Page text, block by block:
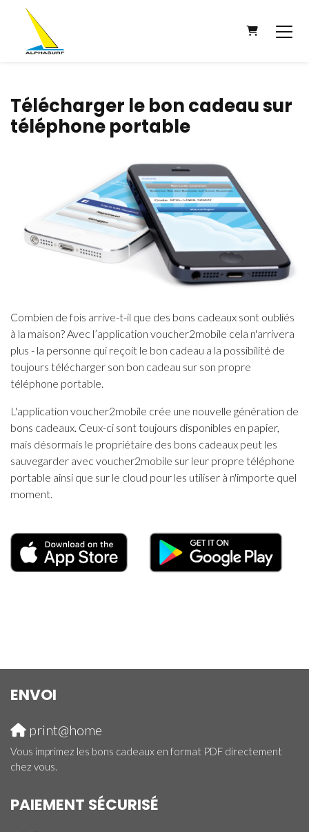
PANIER
Télécharger le bon cadeau sur
téléphone portable
Combien de fois arrive-t-il que des bons cadeaux sont oubliés
à la maison? Avec l’application voucher2mobile cela n'arrivera
plus - la personne qui reçoit le bon cadeau a la possibilité de
toujours télécharger son bon cadeau sur son propre
téléphone portable.
L'application voucher2mobile crée une nouvelle génération de
bons cadeaux. Ceux-ci sont toujours disponibles en papier,
mais désormais le propriétaire des bons cadeaux peut les
sauvegarder avec voucher2mobile sur leur propre téléphone
portable ainsi que sur le cloud pour les utiliser à n'importe quel
moment.
ENVOI
print@home
Vous imprimez les bons cadeaux en format PDF directement
chez vous.
PAIEMENT SÉCURISÉ